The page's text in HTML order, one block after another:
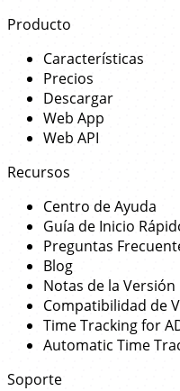
Producto
Características
Precios
Descargar
Web App
Web API
Recursos
Centro de Ayuda
Guía de Inicio
Preguntas
Blog
Notas de la Versión
Compatibilidad de
Time Tracking for
Automatic Time
Soporte